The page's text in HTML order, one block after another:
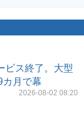
ビス終了。大型
カ月で幕
2026-08-02 08:20